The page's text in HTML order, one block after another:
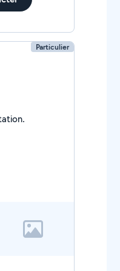
Particulier
ma présentation.